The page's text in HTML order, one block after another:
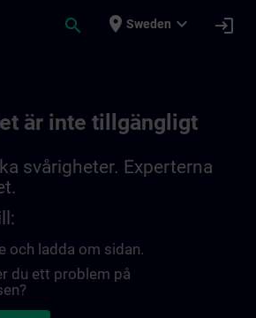
search place Sweden expand_more login
är inte tillgängligt
svårigheter. Experterna
och ladda om sidan.
du ett problem på